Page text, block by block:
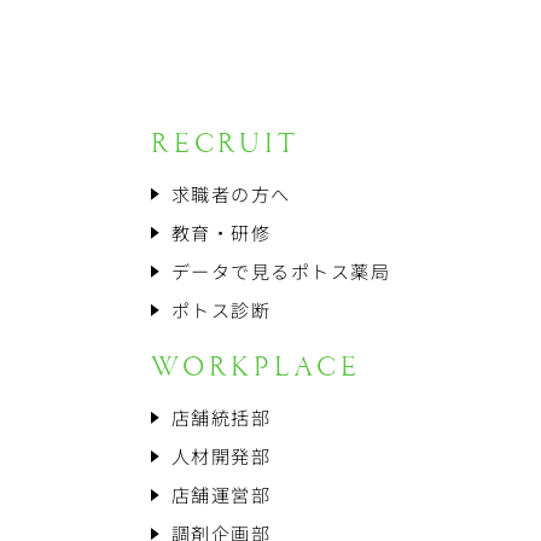
RECRUIT
求職者の方へ
教育・研修
データで見るポトス薬局
ポトス診断
WORKPLACE
店舗統括部
人材開発部
店舗運営部
調剤企画部